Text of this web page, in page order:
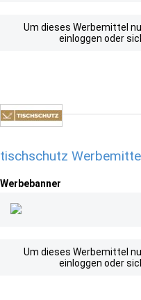
Um dieses Werbemittel
einloggen oder
tischschutz
Werbebanner
Um dieses Werbemittel
einloggen oder